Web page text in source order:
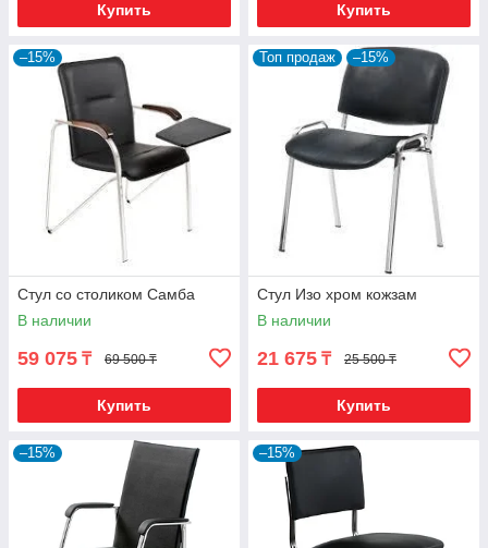
Купить Купить
–15%
Стул со столиком Самба
В наличии
59 075 ₸ 69 500 ₸
Купить
Топ продаж –15%
Стул Изо хром кожзам
В наличии
21 675 ₸ 25 500 ₸
Купить
–15% –15%